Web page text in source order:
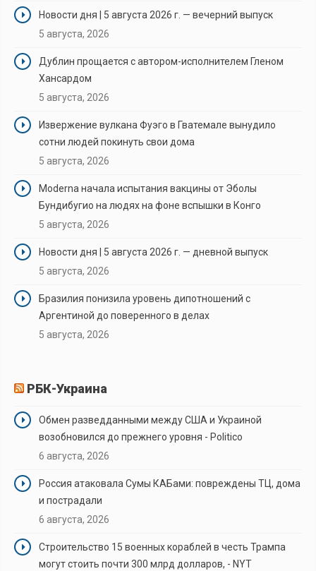
Новости дня | 5 августа 2026 г. — вечерний выпуск
5 августа, 2026
Дублин прощается с автором-исполнителем Гленом
Хансардом
5 августа, 2026
Извержение вулкана Фуэго в Гватемале вынудило
сотни людей покинуть свои дома
5 августа, 2026
Moderna начала испытания вакцины от Эболы
Бундибугио на людях на фоне вспышки в Конго
5 августа, 2026
Новости дня | 5 августа 2026 г. — дневной выпуск
5 августа, 2026
Бразилия понизила уровень дипотношений с
Аргентиной до поверенного в делах
5 августа, 2026
РБК-Украина
Обмен разведданными между США и Украиной
возобновился до прежнего уровня - Politico
6 августа, 2026
Россия атаковала Сумы КАБами: повреждены ТЦ, дома
и пострадали
6 августа, 2026
Строительство 15 военных кораблей в честь Трампа
могут стоить почти 300 млрд долларов, - NYT